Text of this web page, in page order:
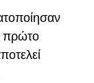
πρώτο